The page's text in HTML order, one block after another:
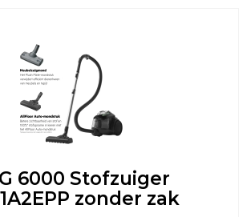
6000 Stofzuiger
zonder zak